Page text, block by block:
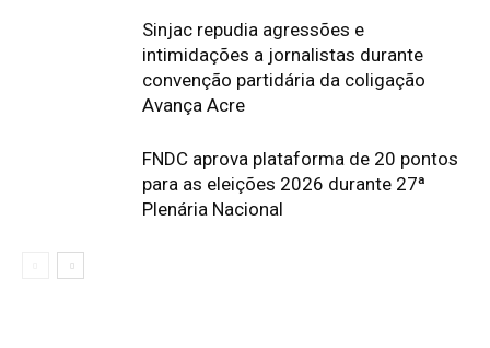
Sinjac repudia agressões e
intimidações a jornalistas durante
convenção partidária da coligação
Avança Acre
FNDC aprova plataforma de 20 pontos
para as eleições 2026 durante 27ª
Plenária Nacional